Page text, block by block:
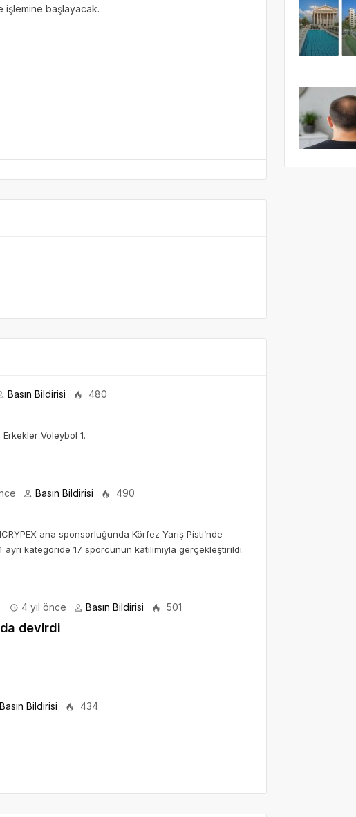
işlemine başlayacak.
Basın Bildirisi 480
Voleybol 1.
Basın Bildirisi 490
ana sponsorluğunda Körfez Yarış Pisti’nde
kategoride 17 sporcunun katılımıyla gerçekleştirildi.
4 yıl önce Basın Bildirisi 501
devirdi
Basın Bildirisi 434